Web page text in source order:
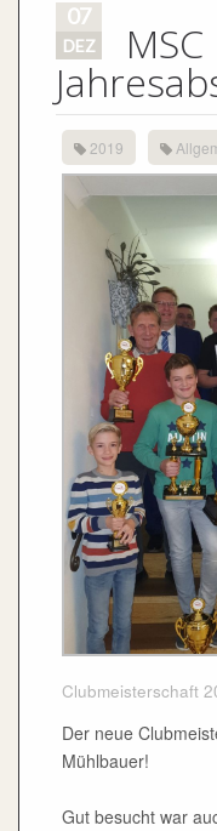
07
DEZ MSC
2019
Clubmeisterschaft
Der neue
Mühlbauer!
Gut besucht war